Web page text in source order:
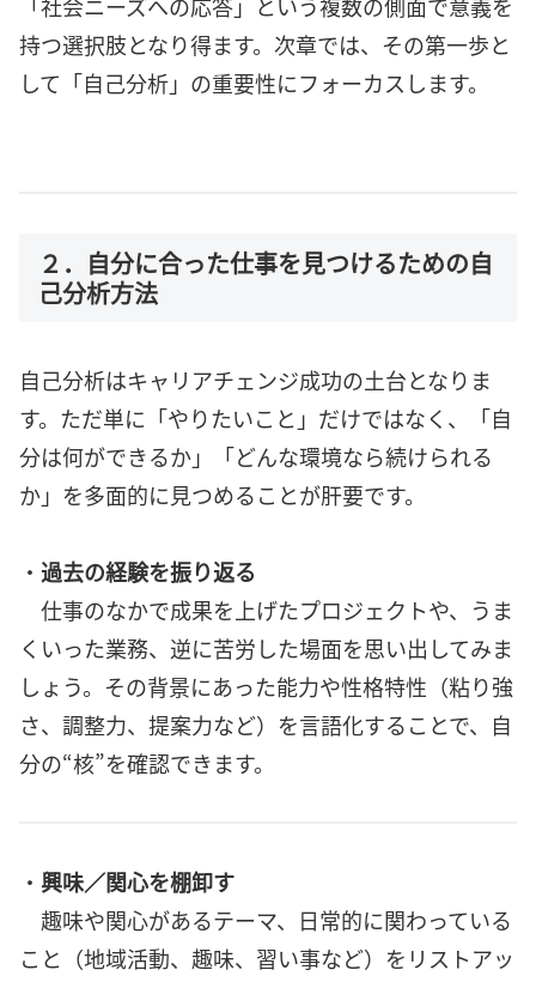
「社会ニーズへの応答」という複数の側面で意義を
持つ選択肢となり得ます。次章では、その第一歩と
して「自己分析」の重要性にフォーカスします。
２．自分に合った仕事を見つけるための自
己分析方法
自己分析はキャリアチェンジ成功の土台となりま
す。ただ単に「やりたいこと」だけではなく、「自
分は何ができるか」「どんな環境なら続けられる
か」を多面的に見つめることが肝要です。
・ 過去の経験を振り返る
仕事のなかで成果を上げたプロジェクトや、うま
くいった業務、逆に苦労した場面を思い出してみま
しょう。その背景にあった能力や性格特性（粘り強
さ、調整力、提案力など）を言語化することで、自
分の“核”を確認できます。
・ 興味／関心を棚卸す
趣味や関心があるテーマ、日常的に関わっている
こと（地域活動、趣味、習い事など）をリストアッ